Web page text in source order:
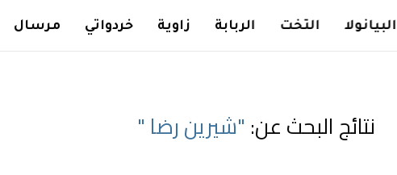
البيانولا التخت الربابة زاوية خردواتي مرسال
نتائج البحث عن: "شيرين رضا "